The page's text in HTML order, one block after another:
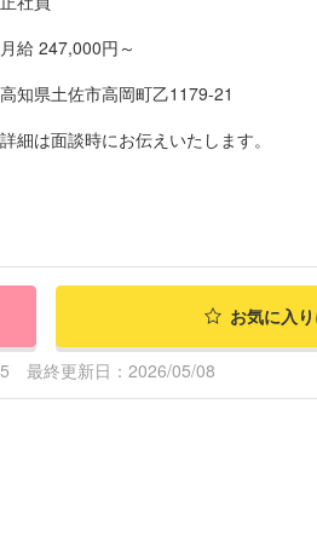
月給 247,000円～
高知県土佐市高岡町乙1179-21
詳細は面談時にお伝えいたします。
お気に入
最終更新日：2026/05/08